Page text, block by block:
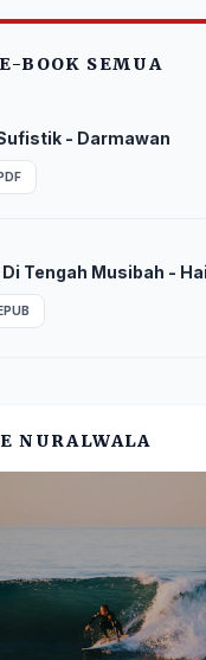
BOOK SEMUA
- Darmawan
Tengah Musibah -
NURALWALA